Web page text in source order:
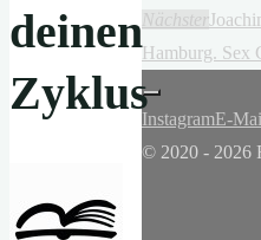
deinen
Zyklus
Nächster
Hamburg. Sex
InstagramE-
© 2020 - 2026